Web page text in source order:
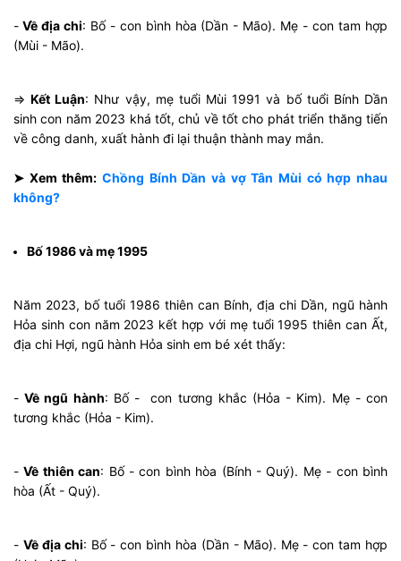
- Về địa chi: Bố - con bình hòa (Dần - Mão). Mẹ - con tam hợp
(Mùi - Mão).
⇒Kết Luận: Như vậy, mẹ tuổi Mùi 1991 và bố tuổi Bính Dần
sinh con năm 2023 khá tốt, chủ về tốt cho phát triển thăng tiến
về công danh, xuất hành đi lại thuận thành may mắn.
➤ Xem thêm: Chồng Bính Dần và vợ Tân Mùi có hợp nhau
không?
Bố 1986 và mẹ 1995
Năm 2023, bố tuổi 1986 thiên can Bính, địa chi Dần, ngũ hành
Hỏa sinh con năm 2023 kết hợp với mẹ tuổi 1995 thiên can Ất,
địa chi Hợi, ngũ hành Hỏa sinh em bé xét thấy:
-Về ngũ hành: Bố - con tương khắc (Hỏa - Kim). Mẹ - con
tương khắc (Hỏa - Kim).
-Về thiên can: Bố - con bình hòa (Bính - Quý). Mẹ - con bình
hòa (Ất - Quý).
- Về địa chi: Bố - con bình hòa (Dần - Mão). Mẹ - con tam hợp